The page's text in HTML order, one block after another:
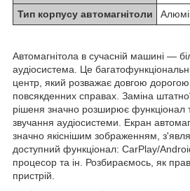
Тип корпусу автомагнітоли
Автомагнітола в сучасній машині —
аудіосистема. Це
центр, який розважає довгою
повсякденних справах. Заміна
рішеня значно розширює функціонал
звучання аудіосистеми. Екран
значно якіснішим зображенням,
доступний функціонал: CarPlay/
процесор та ін. Розбираємось, як
пристрій.